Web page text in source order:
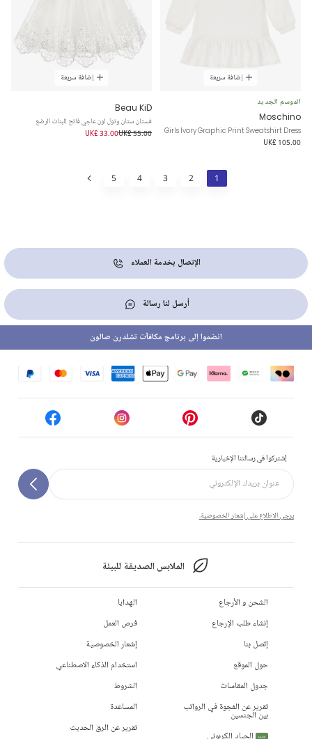
إضافة سريعة
الموسم الجديد
Moschino
Girls Ivory Graphic Print Sweatshirt Dress
UK£ 105.00
إضافة سريعة
Beau KiD
فستان ستان وتول لون عاجي فاتح للبنات الرضع
UK£ 55.00
UK£ 33.00
1
2
3
4
5
الإتصال بخدمة العملاء
أرسل لنا رسالة
إشتركوا في رسالتنا الإخبارية
يرجى الاطلاع على إشعار الخصوصية.
الملابس الصديقة للبيئة
انضموا إلى برنامج مكافآت تشلدرن صالون
الشحن و الأرجاع
إنشاء طلب الإرجاع
إتصل بنا
حول الموقع
جدول المقاسات
تقرير عن الفجوة في الرواتب
بين الجنسين
جديد الحياد الكربوني
الهدايا
فرص العمل
إشعار الخصوصية
استخدام الذكاء الاصطناعي
الشروط
المساعدة
تقرير عن الرق الحديث